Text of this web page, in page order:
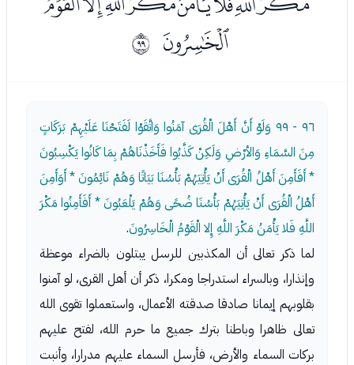
ﮂ ﱢ
٩٦ - ٩٩
وَلَوْ أَنَّ أَهْلَ الْقُرَى آمَنُوا وَاتَّقَوْا لَفَتَحْنَا عَلَيْهِمْ بَرَكَاتٍ
مِنَ السَّمَاءِ وَالأرْضِ وَلَكِنْ كَذَّبُوا فَأَخَذْنَاهُمْ بِمَا كَانُوا يَكْسِبُونَ
* أَفَأَمِنَ أَهْلُ الْقُرَى أَنْ يَأْتِيَهُمْ بَأْسُنَا بَيَاتًا وَهُمْ نَائِمُونَ * أَوَأَمِنَ
أَهْلُ الْقُرَى أَنْ يَأْتِيَهُمْ بَأْسُنَا ضُحًى وَهُمْ يَلْعَبُونَ * أَفَأَمِنُوا مَكْرَ
اللَّهِ فَلا يَأْمَنُ مَكْرَ اللَّهِ إِلا الْقَوْمُ الْخَاسِرُونَ.
لما ذكر تعالى أن المكذبين للرسل يبتلون بالضراء موعظة
وإنذارا، وبالسراء استدراجا ومكرا، ذكر أن أهل القرى، لو آمنوا
بقلوبهم إيمانا صادقا صدقته الأعمال، واستعملوا تقوى الله
تعالى ظاهرا وباطنا بترك جميع ما حرم الله، لفتح عليهم
بركات السماء والأرض، فأرسل السماء عليهم مدرارا، وأنبت